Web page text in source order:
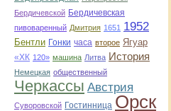
Бердичевской Бердичевская
пивоваренный Дмитрия 1651 1952
Бентли Гонки часа второе Ягуар
«ХК 120» машина Литва История
Немецкая общественный
Черкассы Австрия
Суворовской Гостинница Орск